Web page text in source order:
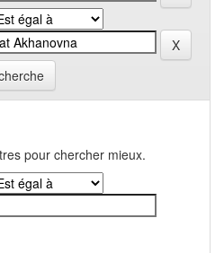
pour chercher mieux.